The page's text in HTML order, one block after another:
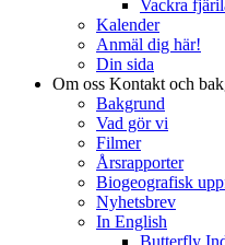
Vackra
Kalender
Anmäl dig här!
Din sida
Om oss Kontakt och
Bakgrund
Vad gör vi
Filmer
Årsrapporter
Biogeografisk
Nyhetsbrev
In English
Butterfly